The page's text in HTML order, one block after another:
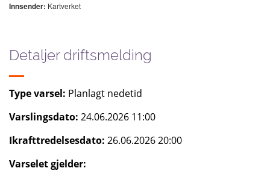
Innsender: Kartverket
Detaljer driftsmelding
Type varsel: Planlagt nedetid
Varslingsdato: 24.06.2026 11:00
Ikrafttredelsesdato: 26.06.2026 20:00
Varselet gjelder: